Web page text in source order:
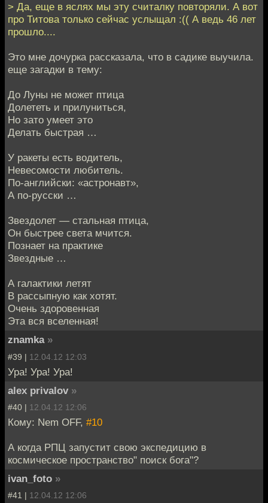
> Да, еще в яслях мы эту считалку повторяли. А вот
про Титова только сейчас услыщал :(( А ведь 46 лет
прошло....
Это мне дочурка рассказала, что в садике выучила.
еще загадки в тему:
До Луны не может птица
Долететь и прилуниться,
Но зато умеет это
Делать быстрая …
У ракеты есть водитель,
Невесомости любитель.
По-английски: «астронавт»,
А по-русски …
Звездолет — стальная птица,
Он быстрее света мчится.
Познает на практике
Звездные …
А галактики летят
В рассыпную как хотят.
Очень здоровенная
Эта вся вселенная!
znamka »
#39 | 12.04.12 12:03
Ура! Ура! Ура!
alex privalov »
#40 | 12.04.12 12:06
Кому: Nem OFF, #10
А когда РПЦ запустит свою экспедицию в
космическое пространство" поиск бога"?
ivan_foto »
#41 | 12.04.12 12:06